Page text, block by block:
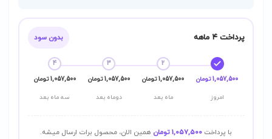
پرداخت ۴ ماهه بدون سود
1,057,500 تومان
امروز
2
1,057,500 تومان
ماه بعد
3
1,057,500 تومان
دوماه بعد
4
1,057,500 تومان
سه ماه بعد
با پرداخت 1,057,500 تومان همین الان، محصول برات ارسال میشه.